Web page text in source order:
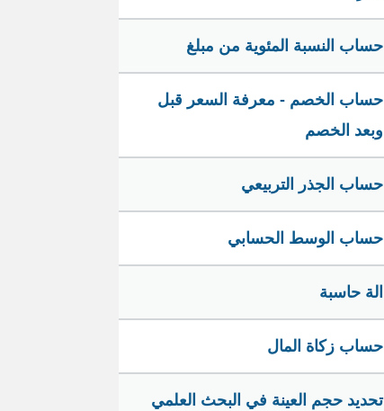
حساب النسبة المئوية من مبلغ
حساب الخصم - معرفة السعر قبل
وبعد الخصم
حساب الجذر التربيعي
حساب الوسط الحسابي
الة حاسبة
حساب زكاة المال
تحديد حجم العينة في البحث العلمي